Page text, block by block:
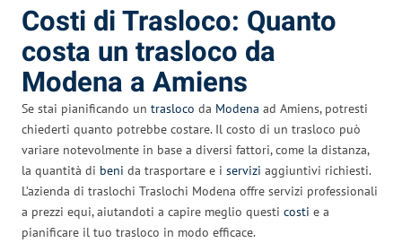
Costi di Trasloco: Quanto
costa un trasloco da
Modena a Amiens
Se stai pianificando un trasloco da Modena ad Amiens, potresti
chiederti quanto potrebbe costare. Il costo di un trasloco può
variare notevolmente in base a diversi fattori, come la distanza,
la quantità di beni da trasportare e i servizi aggiuntivi richiesti.
L’azienda di traslochi Traslochi Modena offre servizi professionali
a prezzi equi, aiutandoti a capire meglio questi costi e a
pianificare il tuo trasloco in modo efficace.